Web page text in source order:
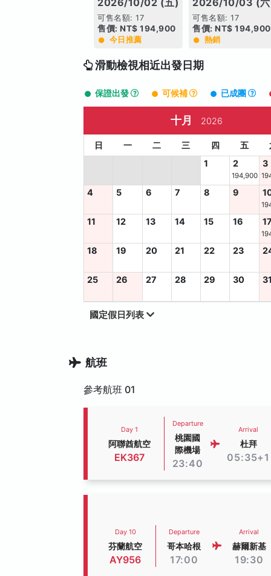
2026/10/02 (五)
可售名額: 17
售價: NT$ 194,900
今日推薦
2026/10/03 (
可售名額: 17
售價: NT$ 194,900
熱銷
滑動檢視相近出發日期
保證出發 可候補 已成團
十月 2026
日 一 二 三 四 五
1
2
194,900
3
4 5 6 7 8 9
11 12 13 14 15 16
18 19 20 21 22 23
25 26 27 28 29 30
國定假日列表
航班
參考航班 01
Day 1
阿聯酋航空
EK367
Departure
桃園國
際機場
23:40
Arrival
杜拜
05:35+1
Day 10
芬蘭航空
AY956
Departure
哥本哈根
17:00
Arrival
赫爾新基
19:30